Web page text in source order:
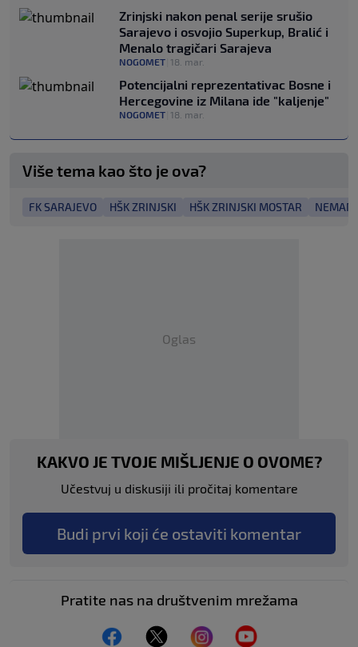
Zrinjski nakon penal serije srušio
Sarajevo i osvojio Superkup, Bralić i
Menalo tragičari Sarajeva
NOGOMET 18. mar.
Potencijalni reprezentativac Bosne i
Hercegovine iz Milana ide "kaljenje"
NOGOMET 18. mar.
Više tema kao što je ova?
FK SARAJEVO HŠK ZRINJSKI HŠK ZRINJSKI MOSTAR
Oglas
KAKVO JE TVOJE MIŠLJENJE O OVOME?
Učestvuj u diskusiji ili pročitaj komentare
Budi prvi koji će ostaviti komentar
Pratite nas na društvenim mrežama